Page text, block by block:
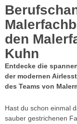
den
Kuhn
Entdecke die
der modernen
des Teams von
Hast du schon einmal
sauber gestrichenen